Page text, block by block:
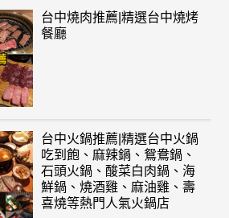
台中燒肉推薦|精選台中燒烤
餐廳
台中火鍋推薦|精選台中火鍋
吃到飽、麻辣鍋、鴛鴦鍋、
石頭火鍋、酸菜白肉鍋、海
鮮鍋、燒酒雞、麻油雞、壽
喜燒等熱門人氣火鍋店